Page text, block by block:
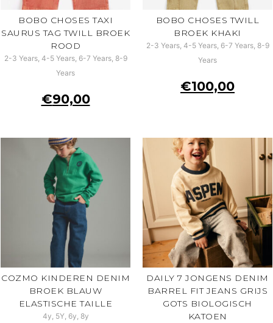
BOBO CHOSES TAXI
SAURUS TAG TWILL BROEK
ROOD
2-3 Years, 4-5 Years, 6-7 Years, 8-9
Years
€90,00
BOBO CHOSES TWILL
BROEK KHAKI
2-3 Years, 4-5 Years, 6-7 Years, 8-9
Years
€100,00
COZMO KINDEREN DENIM
BROEK BLAUW
ELASTISCHE TAILLE
4y, 5Y, 6y, 8y
DAILY 7 JONGENS DENIM
BARREL FIT JEANS GRIJS
GOTS BIOLOGISCH
KATOEN